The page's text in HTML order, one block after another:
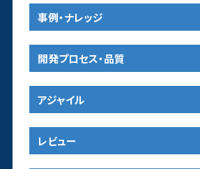
事例・ナレッジ
開発プロセス・品質
アジャイル
レビュー